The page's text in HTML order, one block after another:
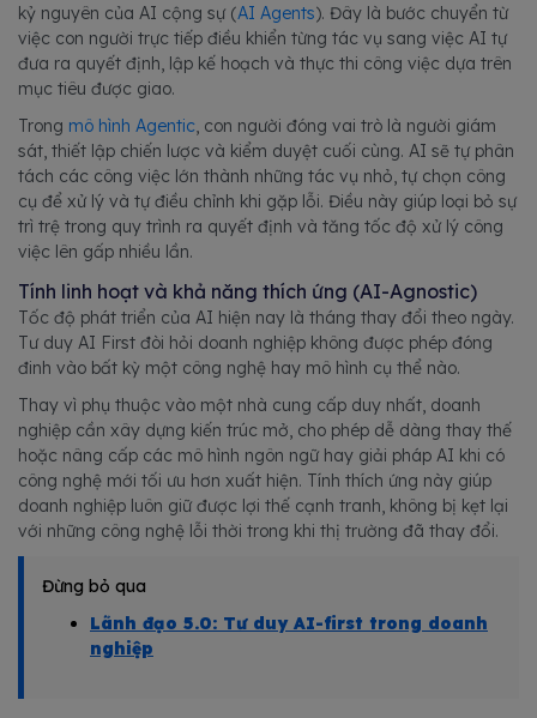
kỷ nguyên của AI cộng sự (AI Agents). Đây là bước chuyển từ
việc con người trực tiếp điều khiển từng tác vụ sang việc AI tự
đưa ra quyết định, lập kế hoạch và thực thi công việc dựa trên
mục tiêu được giao.
Trong mô hình Agentic , con người đóng vai trò là người giám
sát, thiết lập chiến lược và kiểm duyệt cuối cùng. AI sẽ tự phân
tách các công việc lớn thành những tác vụ nhỏ, tự chọn công
cụ để xử lý và tự điều chỉnh khi gặp lỗi. Điều này giúp loại bỏ sự
trì trệ trong quy trình ra quyết định và tăng tốc độ xử lý công
việc lên gấp nhiều lần.
Tính linh hoạt và khả năng thích ứng (AI-Agnostic)
Tốc độ phát triển của AI hiện nay là tháng thay đổi theo ngày.
Tư duy AI First đòi hỏi doanh nghiệp không được phép đóng
đinh vào bất kỳ một công nghệ hay mô hình cụ thể nào.
Thay vì phụ thuộc vào một nhà cung cấp duy nhất, doanh
nghiệp cần xây dựng kiến trúc mở, cho phép dễ dàng thay thế
hoặc nâng cấp các mô hình ngôn ngữ hay giải pháp AI khi có
công nghệ mới tối ưu hơn xuất hiện. Tính thích ứng này giúp
doanh nghiệp luôn giữ được lợi thế cạnh tranh, không bị kẹt lại
với những công nghệ lỗi thời trong khi thị trường đã thay đổi.
Đừng bỏ qua
Lãnh đạo 5.0: Tư duy AI-first trong doanh
nghiệp